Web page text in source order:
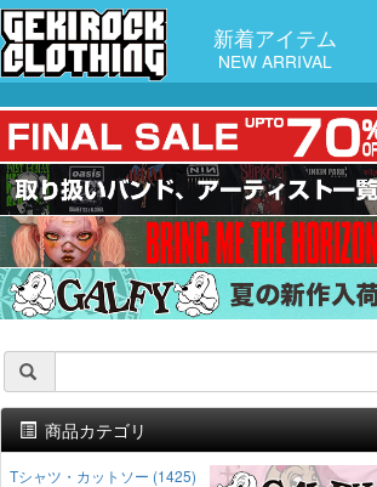
新着アイテム
NEW ARRIVAL
商品カテゴリ
Tシャツ・カットソー (1425)